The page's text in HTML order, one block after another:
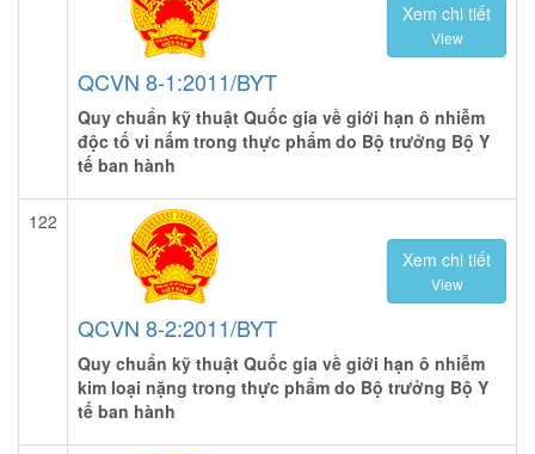
QCVN 8-1:2011/BYT
Quy chuẩn kỹ thuật Quốc gia về giới hạn ô nhiễm
độc tố vi nấm trong thực phẩm do Bộ trưởng Bộ Y
tế ban hành
Xem chi tiết
View
122
QCVN 8-2:2011/BYT
Quy chuẩn kỹ thuật Quốc gia về giới hạn ô nhiễm
kim loại nặng trong thực phẩm do Bộ trưởng Bộ Y
tế ban hành
Xem chi tiết
View